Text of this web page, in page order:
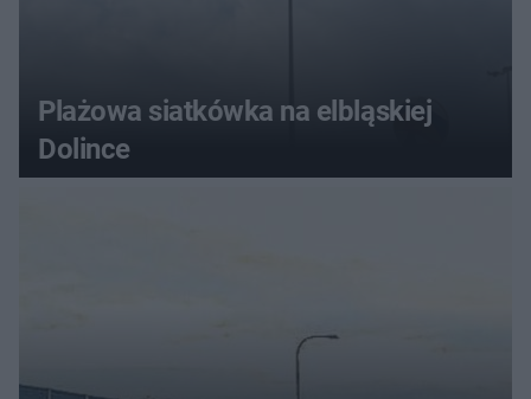
Plażowa siatkówka na elbląskiej
Dolince